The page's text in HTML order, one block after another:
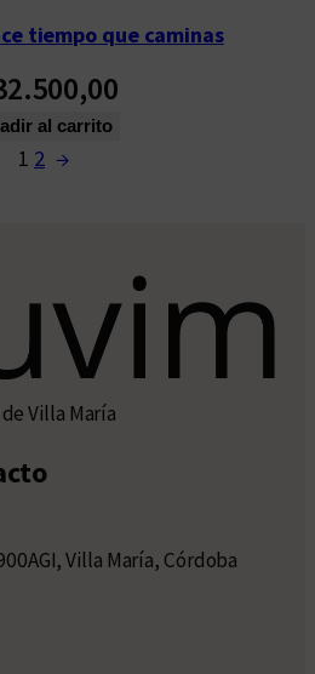
tiempo que caminas
al carrito
1 2 →
Villa María
Villa María, Córdoba